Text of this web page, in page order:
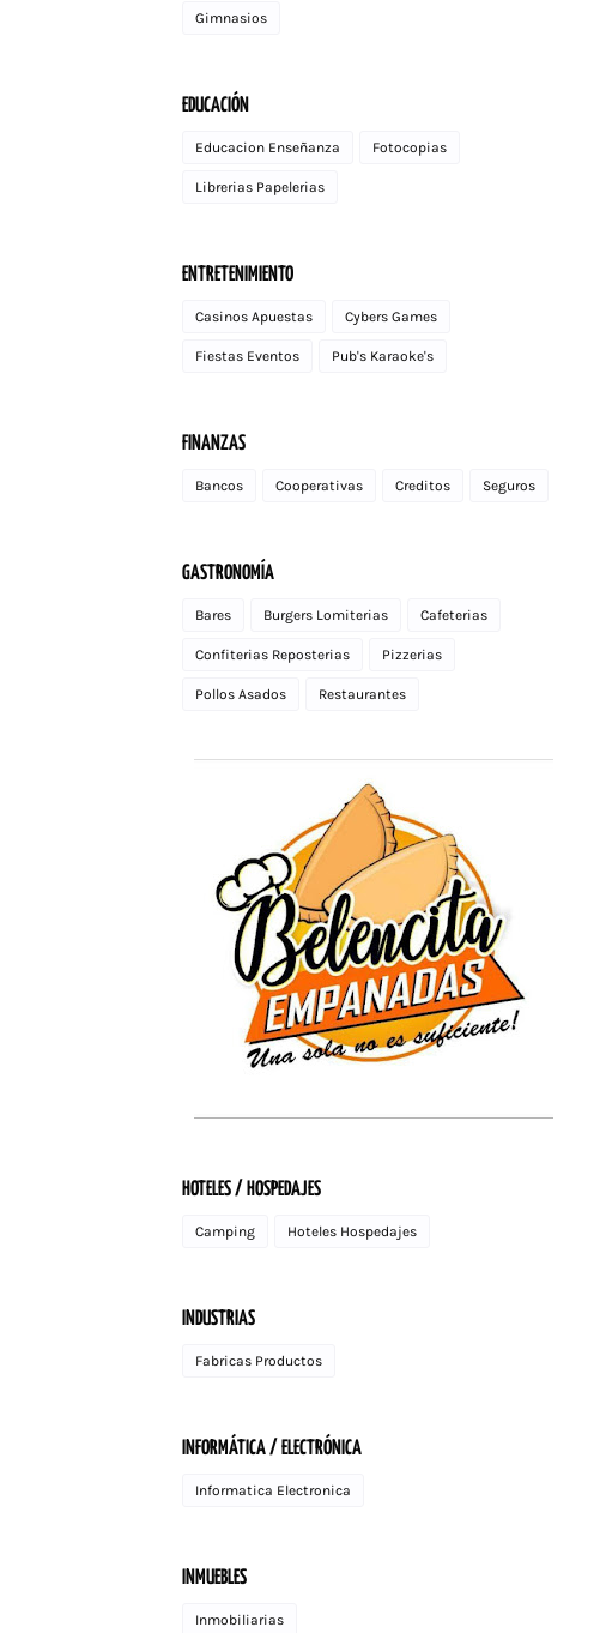
Gimnasios
EDUCACIÓN
Educacion Enseñanza Fotocopias
Librerias Papelerias
ENTRETENIMIENTO
Casinos Apuestas Cybers Games
Fiestas Eventos Pub's Karaoke's
FINANZAS
Bancos Cooperativas Creditos Seguros
GASTRONOMÍA
Bares Burgers Lomiterias Cafeterias
Confiterias Reposterias Pizzerias
Pollos Asados Restaurantes
HOTELES / HOSPEDAJES
Camping Hoteles Hospedajes
INDUSTRIAS
Fabricas Productos
INFORMÁTICA / ELECTRÓNICA
Informatica Electronica
INMUEBLES
Inmobiliarias